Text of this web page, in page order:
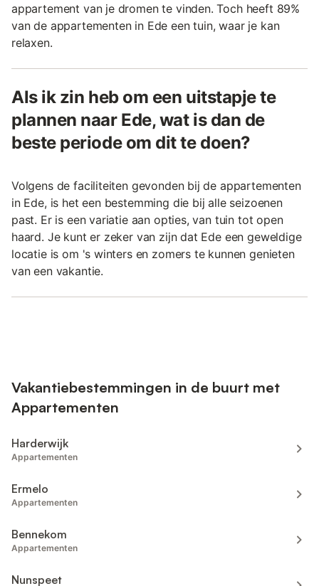
appartement van je dromen te vinden. Toch heeft 89%
van de appartementen in Ede een tuin, waar je kan
relaxen.
Als ik zin heb om een uitstapje te
plannen naar Ede, wat is dan de
beste periode om dit te doen?
Volgens de faciliteiten gevonden bij de appartementen
in Ede, is het een bestemming die bij alle seizoenen
past. Er is een variatie aan opties, van tuin tot open
haard. Je kunt er zeker van zijn dat Ede een geweldige
locatie is om 's winters en zomers te kunnen genieten
van een vakantie.
Vakantiebestemmingen in de buurt met
Appartementen
Harderwijk
Appartementen
Ermelo
Appartementen
Bennekom
Appartementen
Nunspeet